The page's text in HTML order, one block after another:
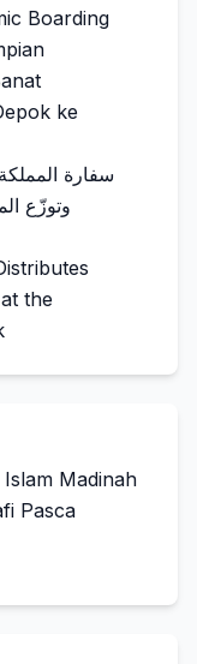
Boarding
ke
سفارة
وتوزّع
the
Madinah
Pasca